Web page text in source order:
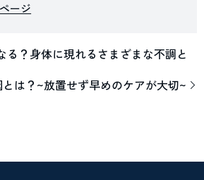
ージ
る？身体に現れるさまざまな不調と
は？~放置せず早めのケアが大切~